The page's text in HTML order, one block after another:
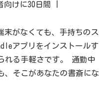
けに30日間 |
がなくても、手持ちのス
アプリをインストールす
れる手軽さです。 通勤中
、そこがあなたの書斎にな